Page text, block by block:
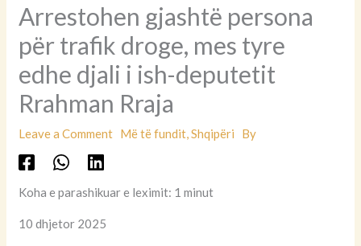
Arrestohen gjashtë persona
për trafik droge, mes tyre
edhe djali i ish-deputetit
Rrahman Rraja
Leave a Comment Më të fundit,Shqipëri By
Koha e parashikuar e leximit: 1 minut
10 dhjetor 2025